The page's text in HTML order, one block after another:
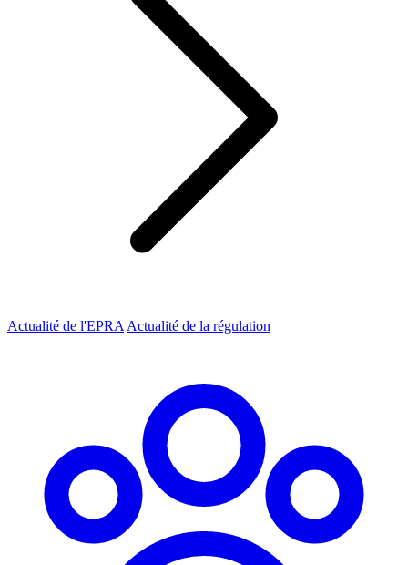
Actualité de l'EPRA Actualité de la régulation